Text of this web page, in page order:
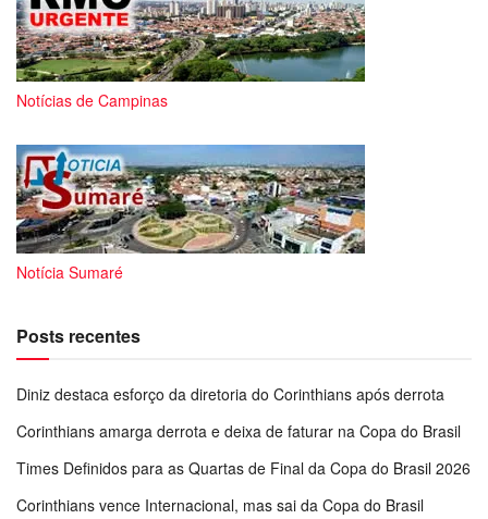
Notícias de Campinas
Notícia Sumaré
Posts recentes
Diniz destaca esforço da diretoria do Corinthians após derrota
Corinthians amarga derrota e deixa de faturar na Copa do Brasil
Times Definidos para as Quartas de Final da Copa do Brasil 2026
Corinthians vence Internacional, mas sai da Copa do Brasil